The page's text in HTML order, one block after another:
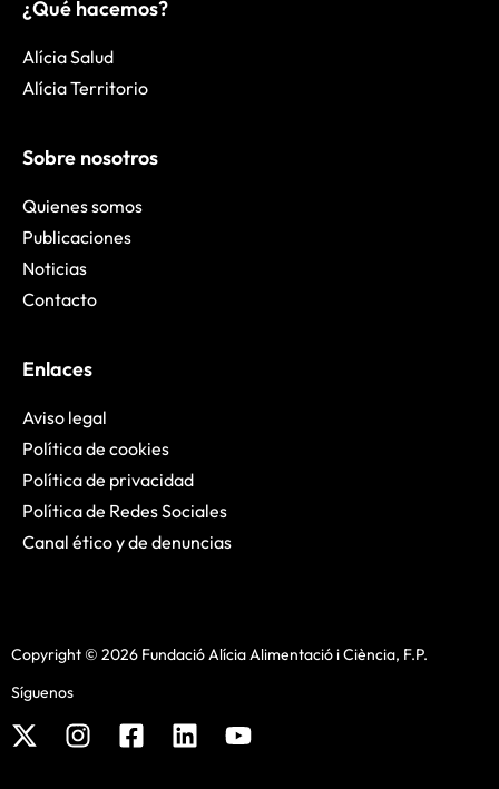
¿Qué hacemos?
Alícia Salud
Alícia Territorio
Sobre nosotros
Quienes somos
Publicaciones
Noticias
Contacto
Enlaces
Aviso legal
Política de cookies
Política de privacidad
Política de Redes Sociales
Canal ético y de denuncias
Copyright © 2026 Fundació Alícia Alimentació i Ciència, F.P.
Síguenos